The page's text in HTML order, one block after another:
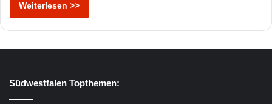
Weiterlesen >>
Südwestfalen Topthemen: